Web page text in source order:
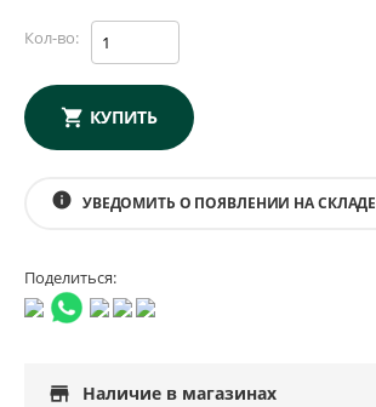
Кол-во:
КУПИТЬ
info УВЕДОМИТЬ О ПОЯВЛЕНИИ НА СКЛАДЕ
Поделиться:
store Наличие в магазинах